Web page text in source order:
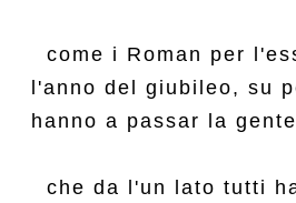
come i Roman per
l'anno del giubileo, su
hanno a passar la
che da l'un lato tutti